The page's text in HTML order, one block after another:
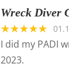
Wreck Diver
I did my PADI
2023.